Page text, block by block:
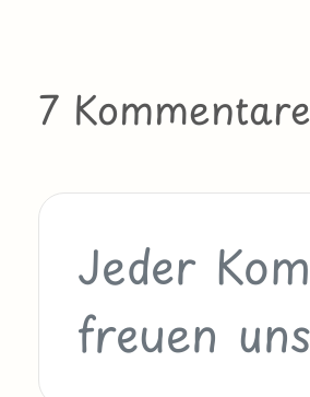
7 Kommentare